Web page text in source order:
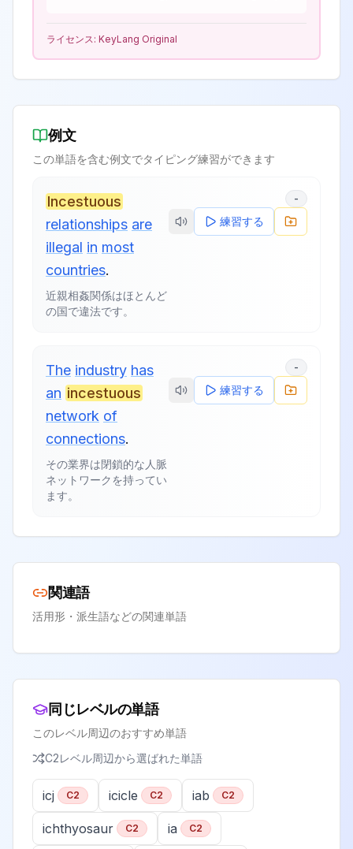
ライセンス: KeyLang Original
例文
この単語を含む例文でタイピング練習ができます
Incestuous
relationships are
illegal in most
countries.
近親相姦関係はほとんど
の国で違法です。
-
練習する
The industry has
an incestuous
network of
connections.
その業界は閉鎖的な人脈
ネットワークを持ってい
ます。
-
練習する
関連語
活用形・派生語などの関連単語
同じレベルの単語
このレベル周辺のおすすめ単語
C2レベル周辺から選ばれた単語
icj C2 icicle C2 iab C2
ichthyosaur C2 ia C2